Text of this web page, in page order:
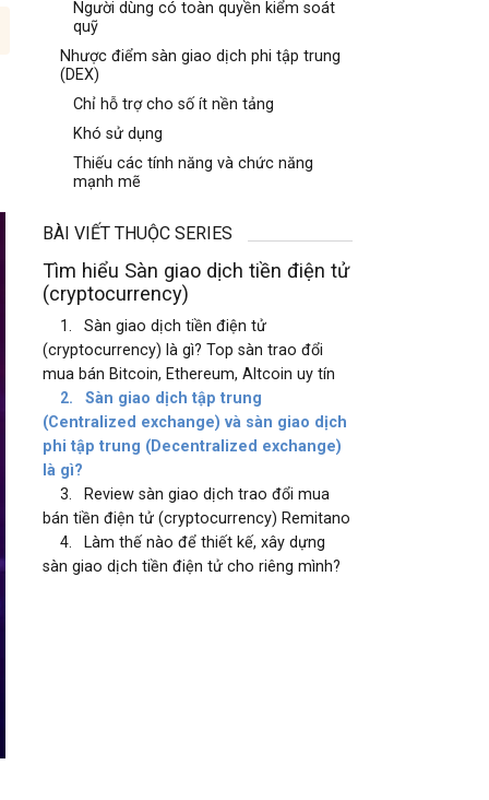
Người dùng có toàn quyền kiểm soát
quỹ
Nhược điểm sàn giao dịch phi tập trung
(DEX)
Chỉ hỗ trợ cho số ít nền tảng
Khó sử dụng
Thiếu các tính năng và chức năng
mạnh mẽ
BÀI VIẾT THUỘC SERIES
Tìm hiểu Sàn giao dịch tiền điện tử
(cryptocurrency)
1.
Sàn giao dịch tiền điện tử
(cryptocurrency) là gì? Top sàn trao đổi
mua bán Bitcoin, Ethereum, Altcoin uy tín
2.
Sàn giao dịch tập trung
(Centralized exchange) và sàn giao dịch
phi tập trung (Decentralized exchange)
là gì?
3.
Review sàn giao dịch trao đổi mua
bán tiền điện tử (cryptocurrency) Remitano
4.
Làm thế nào để thiết kế, xây dựng
sàn giao dịch tiền điện tử cho riêng mình?